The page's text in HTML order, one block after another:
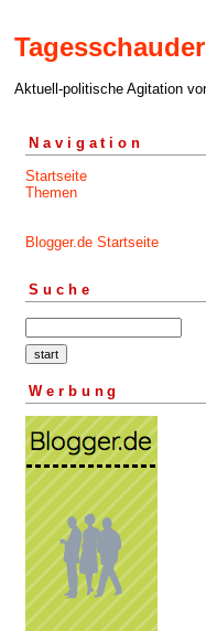
Tagesschauder
Aktuell-politische Agitation
Navigation
Startseite
Themen
Blogger.de Startseite
Suche
Werbung